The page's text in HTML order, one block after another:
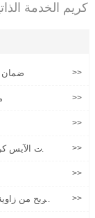
كريم الخدمة
ضمان >>
>>
>>
آلات الآيس
>>
>>
الربح من
>>